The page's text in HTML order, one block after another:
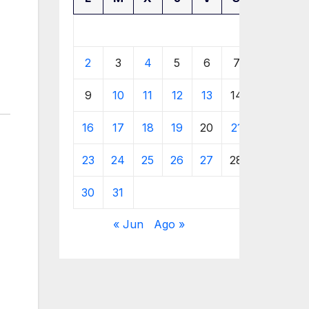
2 3 4 5 6 7
9 10 11 12 13 14
16 17 18 19 20 21
23 24 25 26 27 28
30 31
« Jun Ago »